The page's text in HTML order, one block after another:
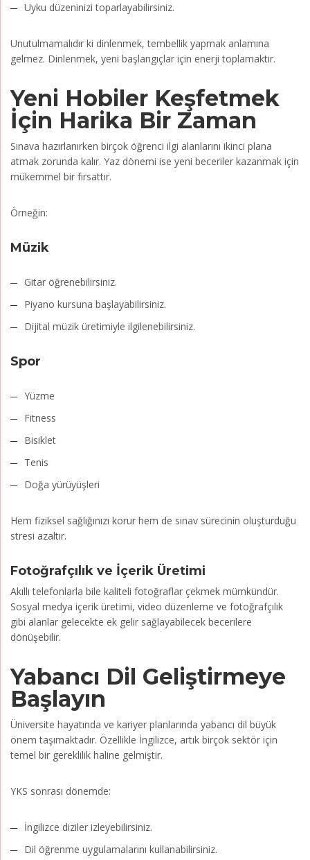
Uyku düzeninizi toparlayabilirsiniz.
Unutulmamalıdır ki dinlenmek, tembellik yapmak anlamına
gelmez. Dinlenmek, yeni başlangıçlar için enerji toplamaktır.
Yeni Hobiler Keşfetmek
İçin Harika Bir Zaman
Sınava hazırlanırken birçok öğrenci ilgi alanlarını ikinci plana
atmak zorunda kalır. Yaz dönemi ise yeni beceriler kazanmak için
mükemmel bir fırsattır.
Örneğin:
Müzik
Gitar öğrenebilirsiniz.
Piyano kursuna başlayabilirsiniz.
Dijital müzik üretimiyle ilgilenebilirsiniz.
Spor
Yüzme
Fitness
Bisiklet
Tenis
Doğa yürüyüşleri
Hem fiziksel sağlığınızı korur hem de sınav sürecinin oluşturduğu
stresi azaltır.
Fotoğrafçılık ve İçerik Üretimi
Akıllı telefonlarla bile kaliteli fotoğraflar çekmek mümkündür.
Sosyal medya içerik üretimi, video düzenleme ve fotoğrafçılık
gibi alanlar gelecekte ek gelir sağlayabilecek becerilere
dönüşebilir.
Yabancı Dil Geliştirmeye
Başlayın
Üniversite hayatında ve kariyer planlarında yabancı dil büyük
önem taşımaktadır. Özellikle İngilizce, artık birçok sektör için
temel bir gereklilik haline gelmiştir.
YKS sonrası dönemde:
İngilizce diziler izleyebilirsiniz.
Dil öğrenme uygulamalarını kullanabilirsiniz.